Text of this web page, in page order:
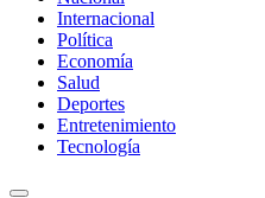
Internacional
Política
Economía
Salud
Deportes
Entretenimiento
Tecnología